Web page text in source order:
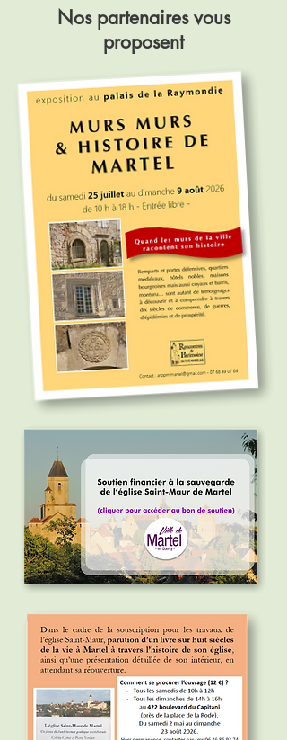
Nos partenaires vous
proposent